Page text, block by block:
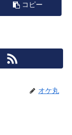
コピー
オケ丸